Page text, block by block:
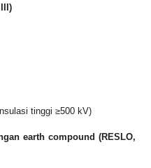
tinggi ≥500 kV)
earth compound (RESLO,